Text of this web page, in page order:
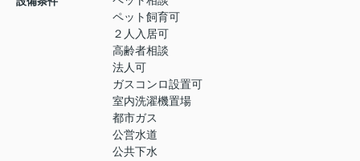
ペット飼育可
２人入居可
高齢者相談
法人可
ガスコンロ設置可
室内洗濯機置場
都市ガス
公営水道
公共下水